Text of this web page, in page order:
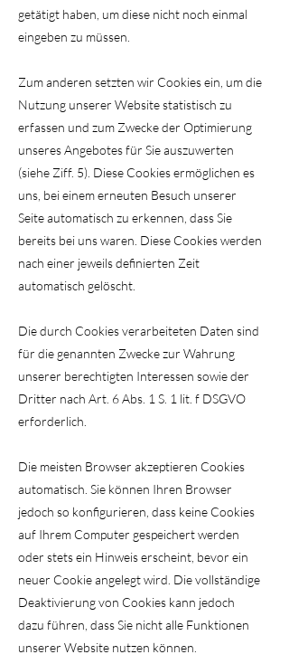
getätigt haben, um diese nicht noch einmal
eingeben zu müssen.
Zum anderen setzten wir Cookies ein, um die
Nutzung unserer Website statistisch zu
erfassen und zum Zwecke der Optimierung
unseres Angebotes für Sie auszuwerten
(siehe Ziff. 5). Diese Cookies ermöglichen es
uns, bei einem erneuten Besuch unserer
Seite automatisch zu erkennen, dass Sie
bereits bei uns waren. Diese Cookies werden
nach einer jeweils definierten Zeit
automatisch gelöscht.
Die durch Cookies verarbeiteten Daten sind
für die genannten Zwecke zur Wahrung
unserer berechtigten Interessen sowie der
Dritter nach Art. 6 Abs. 1 S. 1 lit. f DSGVO
erforderlich.
Die meisten Browser akzeptieren Cookies
automatisch. Sie können Ihren Browser
jedoch so konfigurieren, dass keine Cookies
auf Ihrem Computer gespeichert werden
oder stets ein Hinweis erscheint, bevor ein
neuer Cookie angelegt wird. Die vollständige
Deaktivierung von Cookies kann jedoch
dazu führen, dass Sie nicht alle Funktionen
unserer Website nutzen können.